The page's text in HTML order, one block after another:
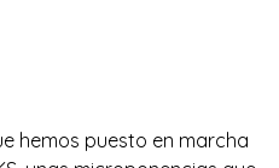
hemos puesto en marcha